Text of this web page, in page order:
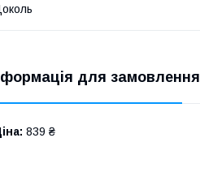
для замовлення
839 ₴